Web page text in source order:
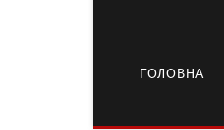
ГОЛОВНА